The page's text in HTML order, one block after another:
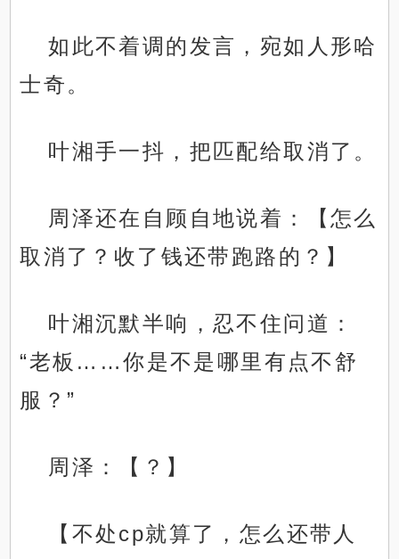
如此不着调的发言，宛如人形哈
士奇。
叶湘手一抖，把匹配给取消了。
周泽还在自顾自地说着：【怎么
取消了？收了钱还带跑路的？】
叶湘沉默半响，忍不住问道：
“老板……你是不是哪里有点不舒
服？”
周泽：【？】
【不处cp就算了，怎么还带人